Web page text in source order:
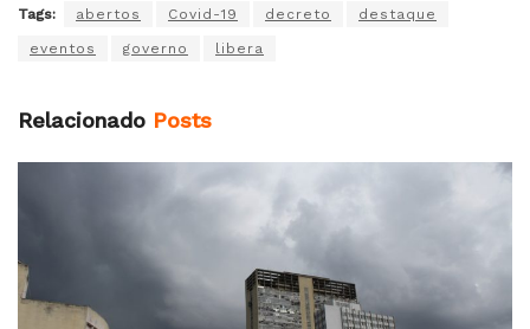
Tags: abertos Covid-19 decreto destaque
eventos governo libera
Relacionado Posts